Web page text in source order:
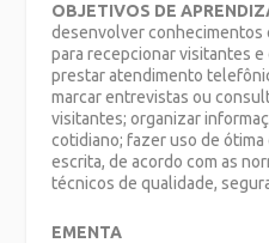
OBJETIVOS DE
desenvolver conhecimentos
para recepcionar visitantes
prestar atendimento
marcar entrevistas ou
visitantes; organizar
cotidiano; fazer uso de ótima
escrita, de acordo com as
técnicos de qualidade,
EMENTA